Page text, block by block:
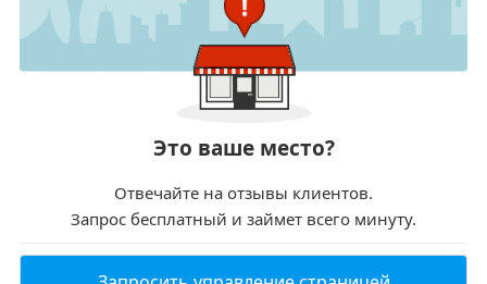
Это ваше место?
Отвечайте на отзывы клиентов.
Запрос бесплатный и займет всего минуту.